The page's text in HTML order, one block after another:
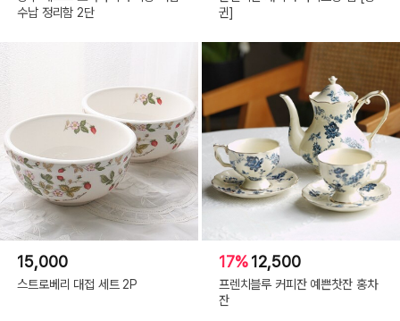
수납 정리함 2단
귄]
15,000
스트로베리 대접 세트 2P
17%12,500
프렌치블루 커피잔 예쁜찻잔 홍차
잔